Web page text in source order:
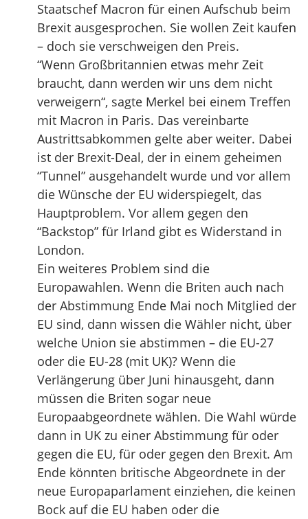
Staatschef Macron für einen Aufschub beim
Brexit ausgesprochen. Sie wollen Zeit kaufen
– doch sie verschweigen den Preis.
“Wenn Großbritannien etwas mehr Zeit
braucht, dann werden wir uns dem nicht
verweigern“, sagte Merkel bei einem Treffen
mit Macron in Paris. Das vereinbarte
Austrittsabkommen gelte aber weiter. Dabei
ist der Brexit-Deal, der in einem geheimen
“Tunnel” ausgehandelt wurde und vor allem
die Wünsche der EU widerspiegelt, das
Hauptproblem. Vor allem gegen den
“Backstop” für Irland gibt es Widerstand in
London.
Ein weiteres Problem sind die
Europawahlen. Wenn die Briten auch nach
der Abstimmung Ende Mai noch Mitglied der
EU sind, dann wissen die Wähler nicht, über
welche Union sie abstimmen – die EU-27
oder die EU-28 (mit UK)? Wenn die
Verlängerung über Juni hinausgeht, dann
müssen die Briten sogar neue
Europaabgeordnete wählen. Die Wahl würde
dann in UK zu einer Abstimmung für oder
gegen die EU, für oder gegen den Brexit. Am
Ende könnten britische Abgeordnete in der
neue Europaparlament einziehen, die keinen
Bock auf die EU haben oder die